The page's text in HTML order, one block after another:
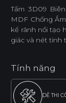
Tấm 3D09
MDF Chống
kế rãnh nổi tạo
giác và nét tinh
Tính năng
DỄ THI